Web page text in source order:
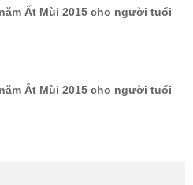
Ất Mùi 2015 cho người tuổi
Ất Mùi 2015 cho người tuổi